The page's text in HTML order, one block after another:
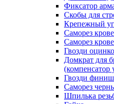
Фиксатор
Скобы для
Крепежный
Саморез
Саморез
Гвозди
Домкрат для
(компенсатор
Гвозди
Саморез
Шпилька